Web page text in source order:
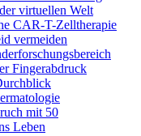
virtuellen Welt
CAR-T-Zelltherapie
vermeiden
Fingerabdruck
mit 50
Leben